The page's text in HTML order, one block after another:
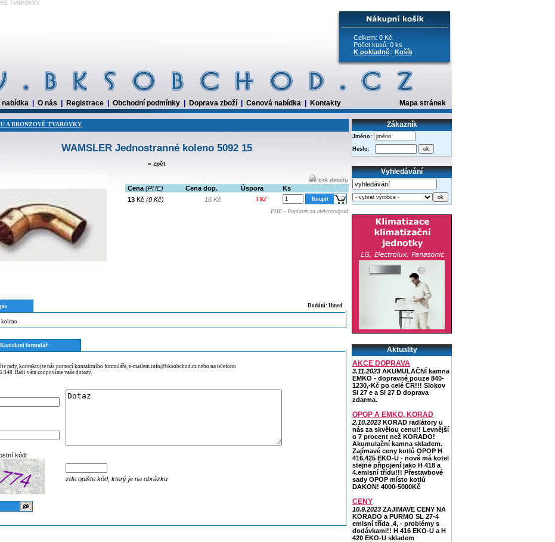
TVAROVKY
Celkem: 0 Kč
Počet kusů: 0 ks
K pokladně | Košík
O nás Registrace Obchodní podmínky Doprava zboží Cenová nabídka Kontakty Mapa stránek
A BRONZOVÉ TVAROVKY
WAMSLER Jednostranné koleno 5092 15
« zpět
tisk detailu
Cena (PHE) Cena dop. Úspora
Ks
13 Kč (0 Kč) 16 Kč 3 Kč
PHE - Poplatek za elektroodpad
Dodání: Ihned
koleno
Kontaktní formulář
rady, kontaktujte nás pomocí kontaktního formuláře, e-mailem info@bksobchod.cz nebo na telefonu
348. Rádi vám zodpovíme vaše dotazy.
kód:
zde opište kód, který je na obrázku
Zákazník
Jméno:
Heslo:
Vyhledávání
Aktuality
AKCE DOPRAVA
3.11.2023 AKUMULAČNÍ kamna
EMKO - dopravné pouze 840-
1230,-Kč po celé ČR!!! Slokov
Sl 27 e a Sl 27 D doprava
zdarma.
OPOP A EMKO, KORAD
2.10.2023 KORAD radiátory u
nás za skvělou cenu!! Levnější
o 7 procent než KORADO!
Akumulační kamna skladem.
Zajímavé ceny kotlů OPOP H
416,425 EKO-U - nově má kotel
stejné připojení jako H 418 a
4.emisní třídu!!! Přestavbové
sady OPOP místo kotlů
DAKON! 4000-5000Kč
CENY
10.9.2023 ZAJIMAVE CENY NA
KORADO a PURMO SL 27-4
emisní třída ,4, - problémy s
dodávkami!! H 416 EKO-U a H
420 EKO-U skladem